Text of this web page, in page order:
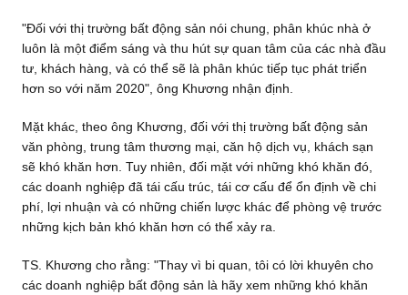
"Đối với thị trường bất động sản nói chung, phân khúc nhà ở
luôn là một điểm sáng và thu hút sự quan tâm của các nhà đầu
tư, khách hàng, và có thể sẽ là phân khúc tiếp tục phát triển
hơn so với năm 2020", ông Khương nhận định.
Mặt khác, theo ông Khương, đối với thị trường bất động sản
văn phòng, trung tâm thương mại, căn hộ dịch vụ, khách sạn
sẽ khó khăn hơn. Tuy nhiên, đối mặt với những khó khăn đó,
các doanh nghiệp đã tái cấu trúc, tái cơ cấu để ổn định về chi
phí, lợi nhuận và có những chiến lược khác để phòng vệ trước
những kịch bản khó khăn hơn có thể xảy ra.
TS. Khương cho rằng: "Thay vì bi quan, tôi có lời khuyên cho
các doanh nghiệp bất động sản là hãy xem những khó khăn